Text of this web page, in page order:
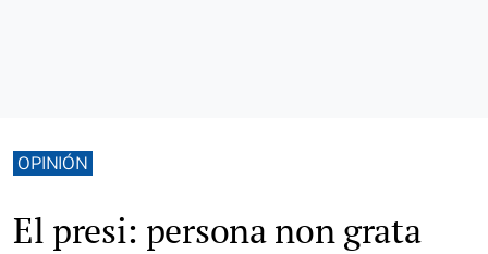
OPINIÓN
El presi: persona non grata